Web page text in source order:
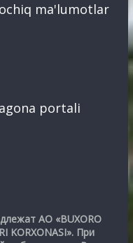
ma'lumotlar
portali
АО «BUXORO
KORXONASI». При